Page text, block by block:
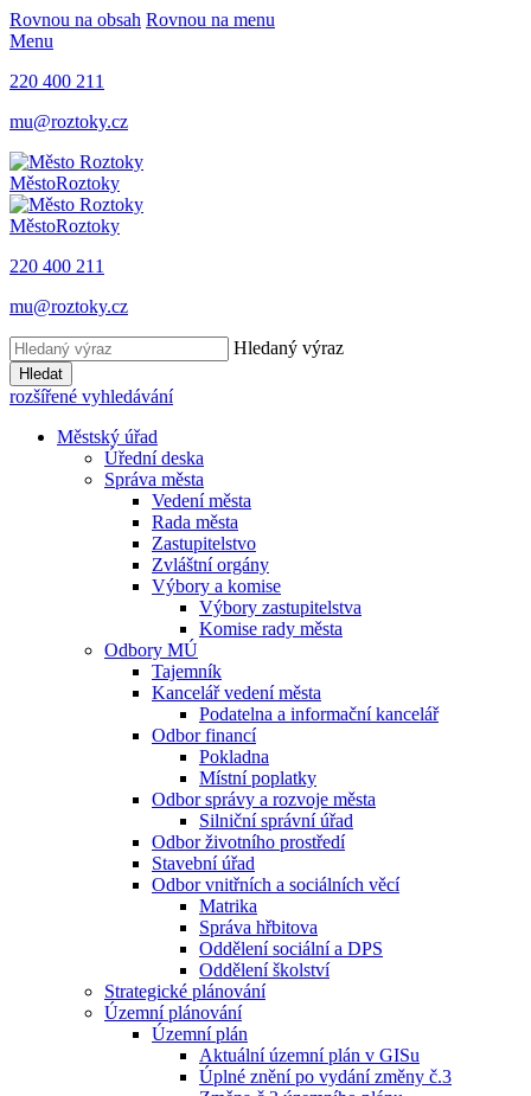
Rovnou na obsah Rovnou na menu
Menu
220 400 211
mu@roztoky.cz
MěstoRoztoky
MěstoRoztoky
220 400 211
mu@roztoky.cz
Hledaný výraz
Hledat
rozšířené vyhledávání
Městský úřad
Úřední deska
Správa města
Vedení města
Rada města
Zastupitelstvo
Zvláštní orgány
Výbory a komise
Výbory zastupitelstva
Komise rady města
Odbory MÚ
Tajemník
Kancelář vedení města
Podatelna a informační kancelář
Odbor financí
Pokladna
Místní poplatky
Odbor správy a rozvoje města
Silniční správní úřad
Odbor životního prostředí
Stavební úřad
Odbor vnitřních a sociálních věcí
Matrika
Správa hřbitova
Oddělení sociální a DPS
Oddělení školství
Strategické plánování
Územní plánování
Územní plán
Aktuální územní plán v GISu
Úplné znění po vydání změny č.3